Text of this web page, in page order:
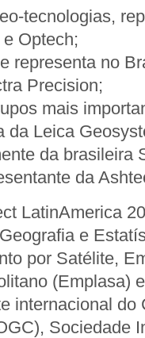
tecnologias,
Optech;
representa no
Precision;
mais
da Leica
da brasileira
da
LatinAmerica
e
por Satélite,
(Emplasa)
internacional do
Sociedade